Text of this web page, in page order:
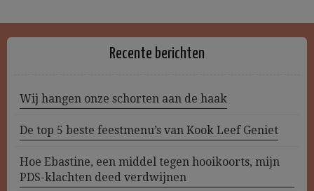
Recente berichten
Wij hangen onze schorten aan de haak
De top 5 beste feestmenu’s van Kook Leef Geniet
Hoe Ebastine, een middel tegen hooikoorts, mijn
PDS-klachten deed verdwijnen